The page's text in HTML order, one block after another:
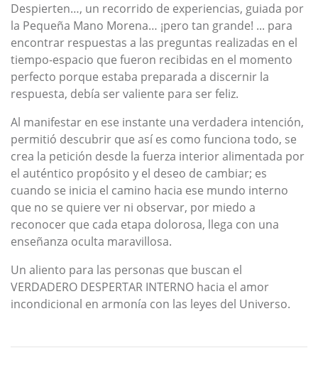
Despierten…, un recorrido de experiencias, guiada por
la Pequeña Mano Morena… ¡pero tan grande! ... para
encontrar respuestas a las preguntas realizadas en el
tiempo-espacio que fueron recibidas en el momento
perfecto porque estaba preparada a discernir la
respuesta, debía ser valiente para ser feliz.
Al manifestar en ese instante una verdadera intención,
permitió descubrir que así es como funciona todo, se
crea la petición desde la fuerza interior alimentada por
el auténtico propósito y el deseo de cambiar; es
cuando se inicia el camino hacia ese mundo interno
que no se quiere ver ni observar, por miedo a
reconocer que cada etapa dolorosa, llega con una
enseñanza oculta maravillosa.
Un aliento para las personas que buscan el
VERDADERO DESPERTAR INTERNO hacia el amor
incondicional en armonía con las leyes del Universo.